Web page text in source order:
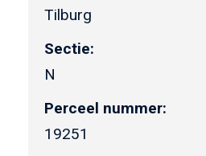
Tilburg
Sectie:
N
Perceel nummer:
19251